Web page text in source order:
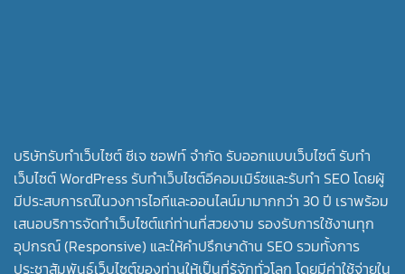
บริษัทรับทําเว็บไซต์ ซีเจ ซอฟท์ จำกัด รับออกแบบเว็บไซต์ รับทำ
เว็บไซต์ WordPress รับทำเว็บไซต์อีคอมเมิร์ซและรับทำ SEO โดยผู้
มีประสบการณ์ในวงการไอทีและออนไลน์มามากกว่า 30 ปี เราพร้อม
เสนอบริการจัดทำเว็บไซต์แก่ท่านที่สวยงาม รองรับการใช้งานทุก
อุปกรณ์ (Responsive) และให้คำปรึกษาด้าน SEO รวมทั้งการ
ประชาสัมพันธ์เว็บไซต์ของท่านให้เป็นที่รู้จักทั่วโลก โดยมีค่าใช้จ่ายใน